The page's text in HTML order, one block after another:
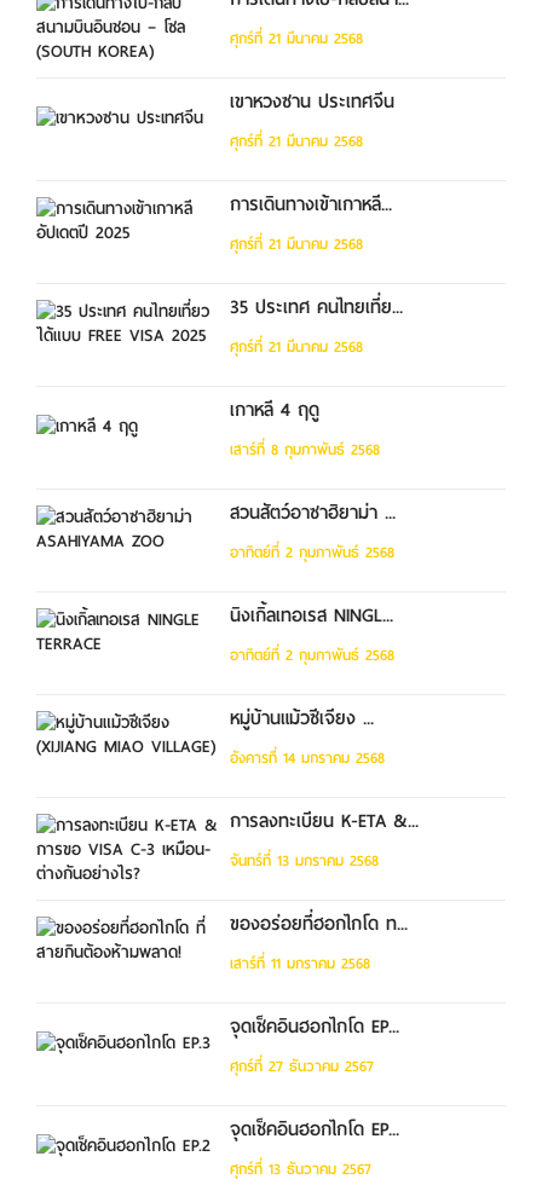
ศุกร์ที่ 21 มีนาคม 2568
เขาหวงซาน ประเทศจีน
ศุกร์ที่ 21 มีนาคม 2568
การเดินทางเข้าเกาหลี...
ศุกร์ที่ 21 มีนาคม 2568
35 ประเทศ คนไทยเที่ย...
ศุกร์ที่ 21 มีนาคม 2568
เกาหลี 4 ฤดู
เสาร์ที่ 8 กุมภาพันธ์ 2568
สวนสัตว์อาซาฮิยาม่า ...
อาทิตย์ที่ 2 กุมภาพันธ์ 2568
นิงเกิ้ลเทอเรส NINGL...
อาทิตย์ที่ 2 กุมภาพันธ์ 2568
หมู่บ้านแม้วซีเจียง ...
อังคารที่ 14 มกราคม 2568
การลงทะเบียน K-ETA &...
จันทร์ที่ 13 มกราคม 2568
ของอร่อยที่ฮอกไกโด ท...
เสาร์ที่ 11 มกราคม 2568
จุดเช็คอินฮอกไกโด EP...
ศุกร์ที่ 27 ธันวาคม 2567
จุดเช็คอินฮอกไกโด EP...
ศุกร์ที่ 13 ธันวาคม 2567